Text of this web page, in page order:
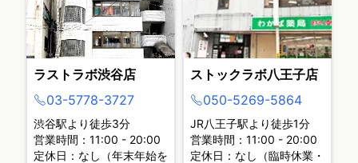
ラストラボ渋谷店
03-5778-3727
渋谷駅より徒歩3分
営業時間：11:00 - 20:00
定休日：なし（年末年始を
ストックラボ八王子店
050-5269-5864
JR八王子駅より徒歩1分
営業時間：11:00 - 20:00
定休日：なし（臨時休業・